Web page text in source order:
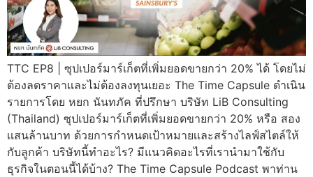
TTC EP8 | ซุปเปอร์มาร์เก็ตที่เพิ่มยอดขายกว่า 20% ได้ โดยไม่
ต้องลดราคาเเละไม่ต้องลงทุนเยอะ The Time Capsule ดำเนิน
รายการโดย หยก นันทภัค ที่ปรึกษา บริษัท LiB Consulting
(Thailand) ซุปเปอร์มาร์เก็ตที่เพิ่มยอดขายกว่า 20% หรือ สอง
เเสนล้านบาท ด้วยการกำหนดเป้าหมายเเละสร้างไลฟ์สไตล์ให้
กับลูกค้า บริษัทนี้ทำอะไร? มีแนวคิดอะไรที่เรานำมาใช้กับ
ธุรกิจในตอนนี้ได้บ้าง? The Time Capsule Podcast พาท่าน